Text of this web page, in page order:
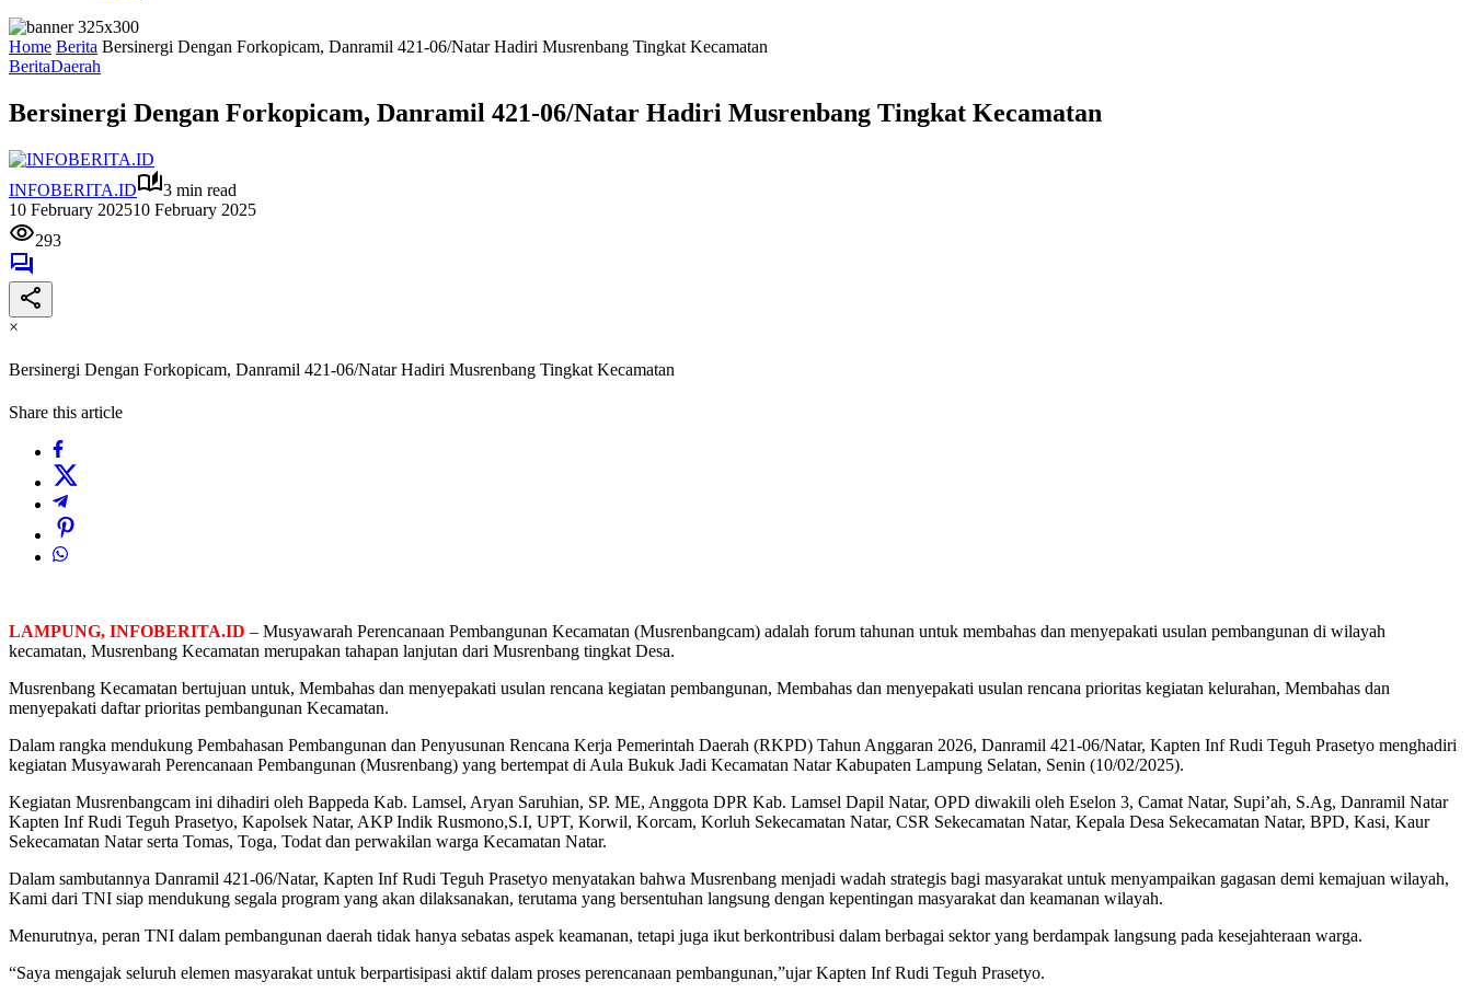
Home Berita Bersinergi Dengan Forkopicam, Danramil 421-06/Natar Hadiri Musrenbang Tingkat Kecamatan
BeritaDaerah
Bersinergi Dengan Forkopicam, Danramil 421-06/Natar Hadiri Musrenbang Tingkat Kecamatan
INFOBERITA.ID
3 min read
10 February 202510 February 2025
293
×
Bersinergi Dengan Forkopicam, Danramil 421-06/Natar Hadiri Musrenbang Tingkat Kecamatan
Share this article
LAMPUNG, INFOBERITA.ID – Musyawarah Perencanaan Pembangunan Kecamatan (Musrenbangcam) adalah forum tahunan untuk membahas dan menyepakati usulan pembangunan di wilayah
kecamatan, Musrenbang Kecamatan merupakan tahapan lanjutan dari Musrenbang tingkat Desa.
Musrenbang Kecamatan bertujuan untuk, Membahas dan menyepakati usulan rencana kegiatan pembangunan, Membahas dan menyepakati usulan rencana prioritas kegiatan kelurahan, Membahas dan
menyepakati daftar prioritas pembangunan Kecamatan.
Dalam rangka mendukung Pembahasan Pembangunan dan Penyusunan Rencana Kerja Pemerintah Daerah (RKPD) Tahun Anggaran 2026, Danramil 421-06/Natar, Kapten Inf Rudi Teguh Prasetyo menghadiri
kegiatan Musyawarah Perencanaan Pembangunan (Musrenbang) yang bertempat di Aula Bukuk Jadi Kecamatan Natar Kabupaten Lampung Selatan, Senin (10/02/2025).
Kegiatan Musrenbangcam ini dihadiri oleh Bappeda Kab. Lamsel, Aryan Saruhian, SP. ME, Anggota DPR Kab. Lamsel Dapil Natar, OPD diwakili oleh Eselon 3, Camat Natar, Supi’ah, S.Ag, Danramil Natar
Kapten Inf Rudi Teguh Prasetyo, Kapolsek Natar, AKP Indik Rusmono,S.I, UPT, Korwil, Korcam, Korluh Sekecamatan Natar, CSR Sekecamatan Natar, Kepala Desa Sekecamatan Natar, BPD, Kasi, Kaur
Sekecamatan Natar serta Tomas, Toga, Todat dan perwakilan warga Kecamatan Natar.
Dalam sambutannya Danramil 421-06/Natar, Kapten Inf Rudi Teguh Prasetyo menyatakan bahwa Musrenbang menjadi wadah strategis bagi masyarakat untuk menyampaikan gagasan demi kemajuan wilayah,
Kami dari TNI siap mendukung segala program yang akan dilaksanakan, terutama yang bersentuhan langsung dengan kepentingan masyarakat dan keamanan wilayah.
Menurutnya, peran TNI dalam pembangunan daerah tidak hanya sebatas aspek keamanan, tetapi juga ikut berkontribusi dalam berbagai sektor yang berdampak langsung pada kesejahteraan warga.
“Saya mengajak seluruh elemen masyarakat untuk berpartisipasi aktif dalam proses perencanaan pembangunan,”ujar Kapten Inf Rudi Teguh Prasetyo.